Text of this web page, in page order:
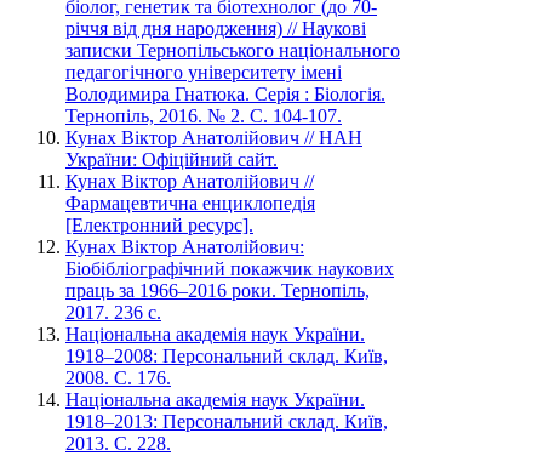
біолог, генетик та біотехнолог (до 70-
річчя від дня народження) // Наукові
записки Тернопільського національного
педагогічного університету імені
Володимира Гнатюка. Серія : Біологія.
Тернопіль, 2016. № 2. С. 104-107.
Кунах Віктор Анатолійович // НАН
України: Офіційний сайт.
Кунах Віктор Анатолійович //
Фармацевтична енциклопедія
[Електронний ресурс].
Кунах Віктор Анатолійович:
Біобібліографічний покажчик наукових
праць за 1966–2016 роки. Тернопіль,
2017. 236 с.
Національна академія наук України.
1918–2008: Персональний склад. Київ,
2008. С. 176.
Національна академія наук України.
1918–2013: Персональний склад. Київ,
2013. С. 228.